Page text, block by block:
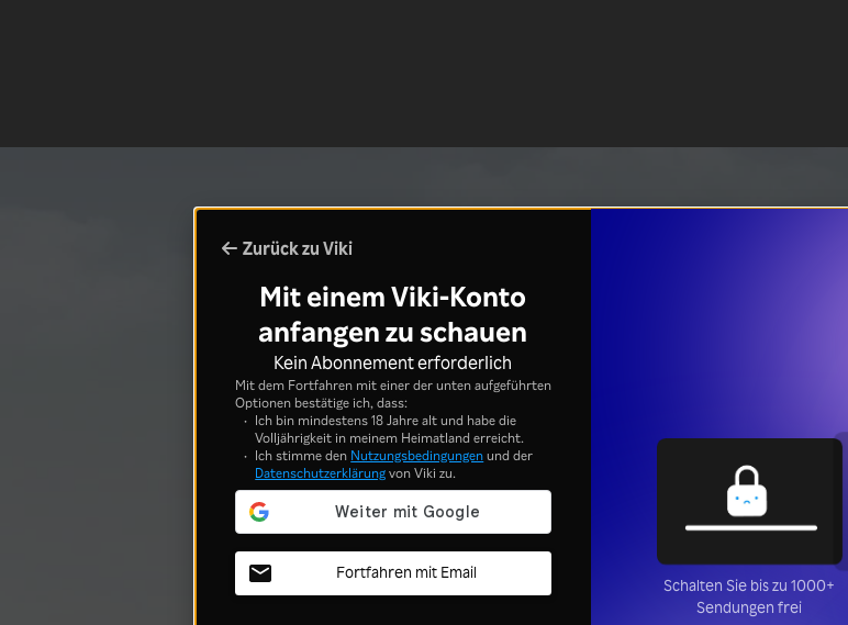
Zurück zu Viki
Mit einem Viki-Konto
anfangen zu schauen
Kein Abonnement erforderlich
Mit dem Fortfahren mit einer der unten aufgeführten
Optionen bestätige ich, dass:
Ich bin mindestens 18 Jahre alt und habe die
Volljährigkeit in meinem Heimatland erreicht.
Ich stimme den Nutzungsbedingungenund der
Datenschutzerklärungvon Viki zu.
Fortfahren mit Email
Schalten Sie bis zu 1000+
Sendungen frei